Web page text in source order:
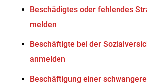
Beschädigtes oder fehlendes
melden
Beschäftigte bei der
anmelden
Beschäftigung einer